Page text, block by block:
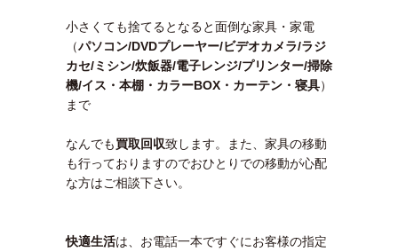
小さくても捨てるとなると面倒な家具・家電
（パソコン/DVDプレーヤー/ビデオカメラ/ラジ
カセ/ミシン/炊飯器/電子レンジ/プリンター/掃除
機/イス・本棚・カラーBOX・カーテン・寝具）
まで
なんでも買取回収致します。また、家具の移動
も行っておりますのでおひとりでの移動が心配
な方はご相談下さい。
快適生活は、お電話一本ですぐにお客様の指定